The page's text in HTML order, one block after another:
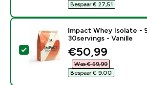
Bespaar € 27,51‎
Selecteer dit product - Impact
Impact Whey Isolate -
30servings - Vanille
discounted
€50,99‎
Was € 59,99‎
Bespaar € 9,00‎